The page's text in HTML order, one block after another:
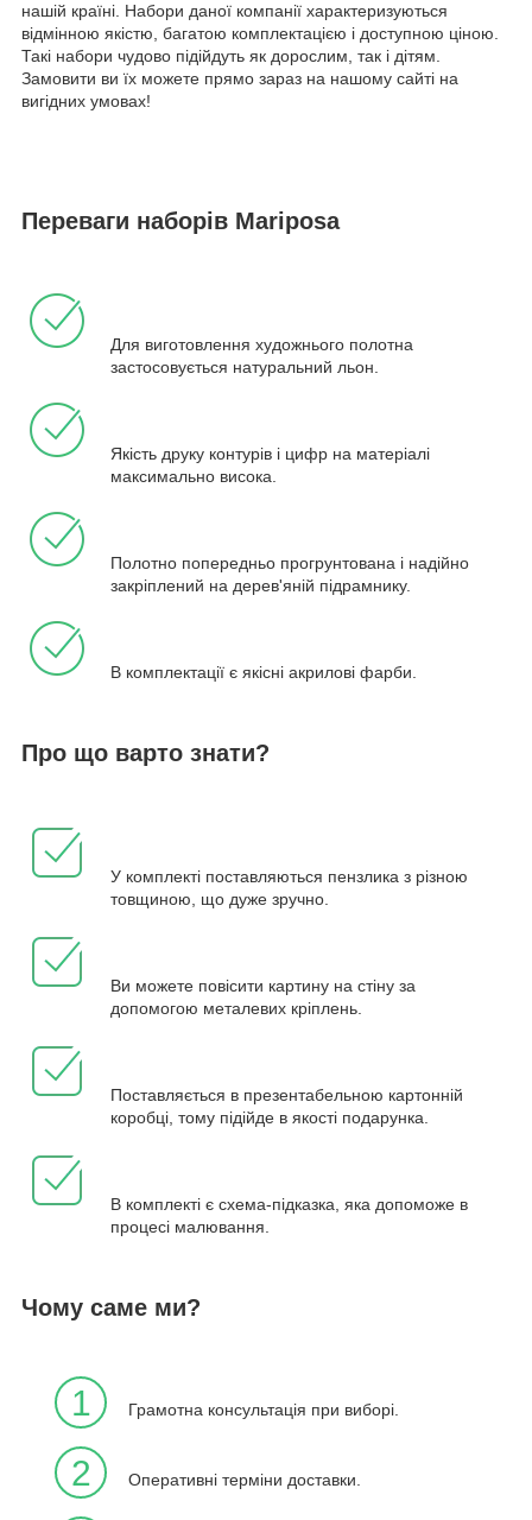
нашій країні. Набори даної компанії характеризуються
відмінною якістю, багатою комплектацією і доступною ціною.
Такі набори чудово підійдуть як дорослим, так і дітям.
Замовити ви їх можете прямо зараз на нашому сайті на
вигідних умовах!
Переваги наборів Mariposa
Для виготовлення художнього полотна
застосовується натуральний льон.
Якість друку контурів і цифр на матеріалі
максимально висока.
Полотно попередньо прогрунтована і надійно
закріплений на дерев'яній підрамнику.
В комплектації є якісні акрилові фарби.
Про що варто знати?
У комплекті поставляються пензлика з різною
товщиною, що дуже зручно.
Ви можете повісити картину на стіну за
допомогою металевих кріплень.
Поставляється в презентабельною картонній
коробці, тому підійде в якості подарунка.
В комплекті є схема-підказка, яка допоможе в
процесі малювання.
Чому саме ми?
1 Грамотна консультація при виборі.
2 Оперативні терміни доставки.